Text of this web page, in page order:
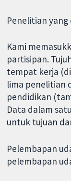
Penelitian
Kami
partisipan.
tempat kerja
lima penelitian
pendidikan
Data dalam
untuk tujuan
Pelembapan
pelembapan